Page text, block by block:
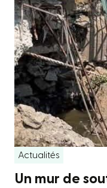
Actualités
Un mur de